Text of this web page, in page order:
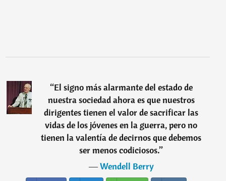
“El signo más alarmante del estado de
nuestra sociedad ahora es que nuestros
dirigentes tienen el valor de sacrificar las
vidas de los jóvenes en la guerra, pero no
tienen la valentía de decirnos que debemos
ser menos codiciosos.”
―Wendell Berry